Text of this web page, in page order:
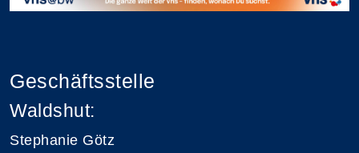
Geschäftsstelle
Waldshut:
Stephanie Götz